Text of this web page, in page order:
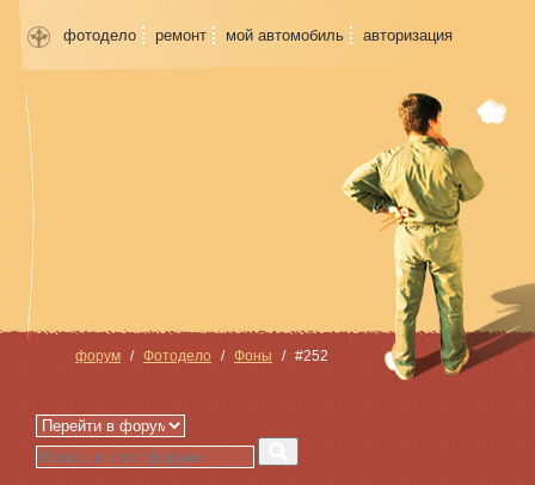
фотодело ремонт мой автомобиль авторизация
форум Фотодело Фоны #252